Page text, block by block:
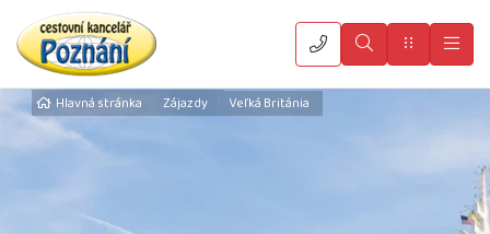
VyhledatMenu
Hlavná stránka Zájazdy Veľká Británia